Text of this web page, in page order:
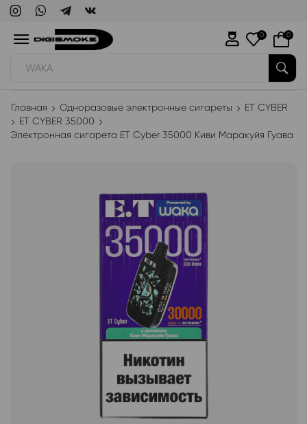
WAKA
0 0
Главная Одноразовые электронные сигареты
ET CYBER
ET CYBER 35000
Электронная сигарета ET Cyber 35000 Киви Маракуйя Гуава